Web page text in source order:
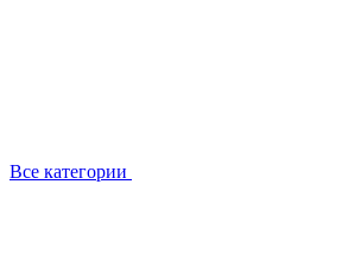
Все категории